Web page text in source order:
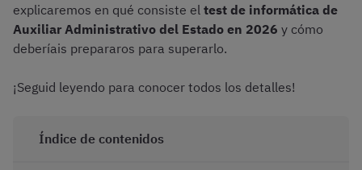
explicaremos en qué consiste el test de informática de
Auxiliar Administrativo del Estado en 2026 y cómo
deberíais prepararos para superarlo.
¡Seguid leyendo para conocer todos los detalles!
Índice de contenidos